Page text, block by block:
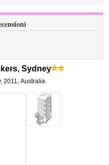
Sydney
,2011, Australia